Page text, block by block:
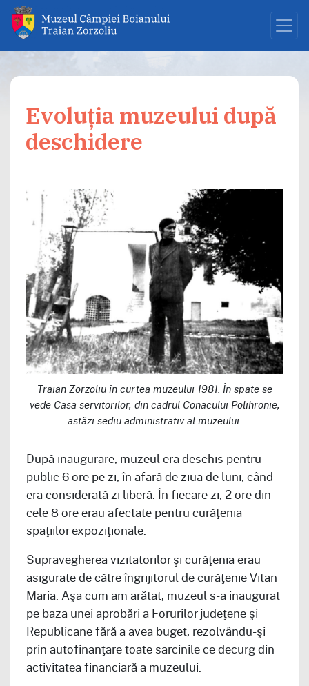
Evoluția muzeului după
deschidere
Traian Zorzoliu în curtea muzeului 1981. În spate se
vede Casa servitorilor, din cadrul Conacului Polihronie,
astăzi sediu administrativ al muzeului.
După inaugurare, muzeul era deschis pentru
public 6 ore pe zi, în afară de ziua de luni, când
era considerată zi liberă. În fiecare zi, 2 ore din
cele 8 ore erau afectate pentru curăţenia
spaţiilor expoziţionale.
Supravegherea vizitatorilor şi curăţenia erau
asigurate de către îngrijitorul de curăţenie Vitan
Maria. Aşa cum am arătat, muzeul s-a inaugurat
pe baza unei aprobări a Forurilor judeţene şi
Republicane fără a avea buget, rezolvându-şi
prin autofinanţare toate sarcinile ce decurg din
activitatea financiară a muzeului.